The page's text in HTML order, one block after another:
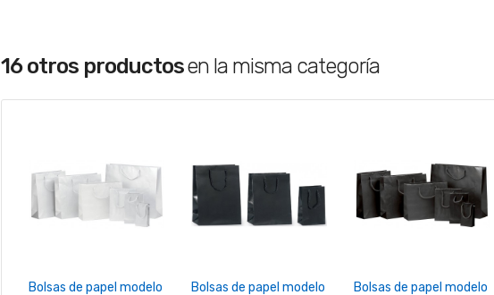
16 otros productosen la misma categoría
+ Añadir Al Carrito
Bolsas de papel modelo
+ Añadir Al Carrito
Bolsas de papel modelo
+ Añadir Al Carrito
Bolsas de papel modelo